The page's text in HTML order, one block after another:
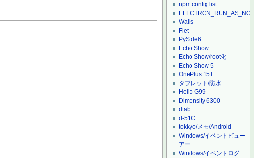
npm config list
Wails
Flet
PySide6
Echo Show
Echo Show/root化
Echo Show 5
OnePlus 15T
タブレット/防水
Helio G99
Dimensity 6300
dtab
d-51C
tokkyo/メモ/Android
Windows/イベントビュー
アー
Windows/イベントログ